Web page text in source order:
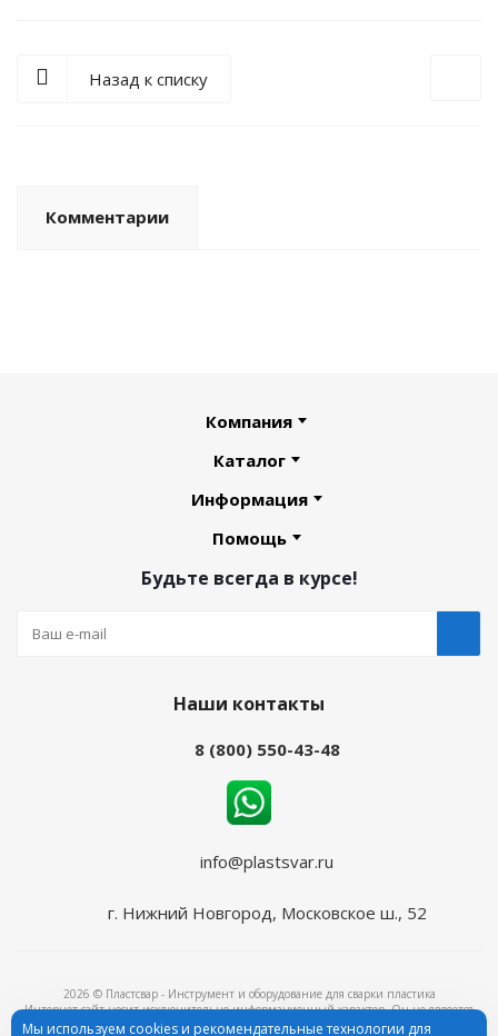
Назад к списку
Комментарии
Компания
Каталог
Информация
Помощь
Будьте всегда в курсе!
Наши контакты
8 (800) 550-43-48
info@plastsvar.ru
г. Нижний Новгород, Московское ш., 52
2026 © Пластсвар - Инструмент и оборудование для сварки пластика
Интернет-сайт носит исключительно информационный характер. Он не является
объектом рекламы и ни при каких условиях не является публичной офертой,
Мы используем cookies и рекомендательные технологии для